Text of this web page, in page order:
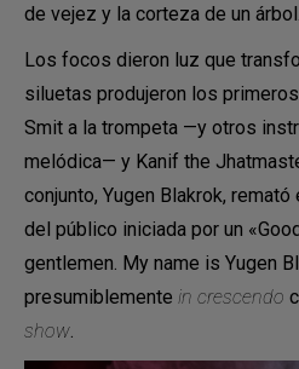
de vejez y la corteza de un árbol.
Los focos dieron luz que
siluetas produjeron los
Smit a la trompeta —y otros
melódica— y Kanif the
conjunto, Yugen Blakrok,
del público iniciada por un
gentlemen. My name is Yugen
presumiblemente in crescendo
show.